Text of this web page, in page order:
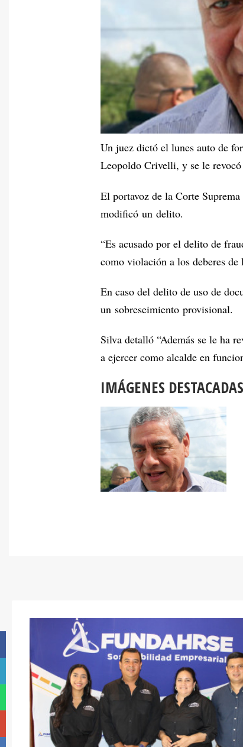
Un juez dictó el lunes auto de
Leopoldo Crivelli, y se le
El portavoz de la Corte
modificó un delito.
“Es acusado por el delito de
como violación a los deberes
En caso del delito de uso de
un sobreseimiento provisional.
Silva detalló “Además se le ha
a ejercer como alcalde en
IMÁGENES DESTACADAS